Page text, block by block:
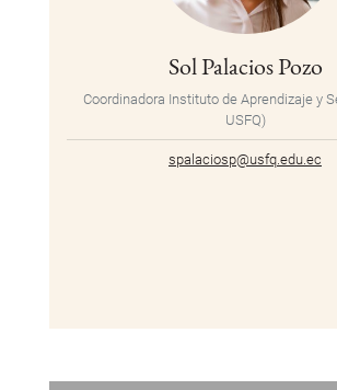
Sol Palacios Pozo
Coordinadora Instituto de Aprendizaje y
USFQ)
spalaciosp@usfq.edu.ec